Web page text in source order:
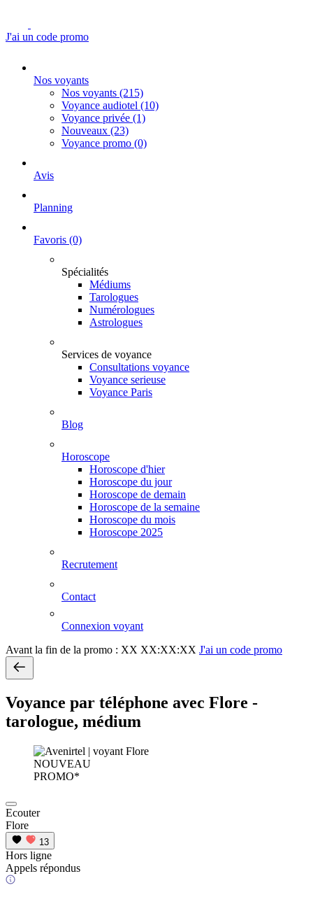
J'ai un code promo
Nos voyants
Nos voyants (215)
Voyance audiotel (10)
Voyance privée (1)
Nouveaux (23)
Voyance promo (0)
Avis
Planning
Favoris (0)
Spécialités
Médiums
Tarologues
Numérologues
Astrologues
Services de voyance
Consultations voyance
Voyance serieuse
Voyance Paris
Blog
Horoscope
Horoscope d'hier
Horoscope du jour
Horoscope de demain
Horoscope de la semaine
Horoscope du mois
Horoscope 2025
Recrutement
Contact
Connexion voyant
Avant la fin de la promo : XX XX:XX:XX J'ai un code promo
Voyance par téléphone avec Flore -
tarologue, médium
NOUVEAU
PROMO*
Ecouter
Flore
13
Hors ligne
Appels répondus